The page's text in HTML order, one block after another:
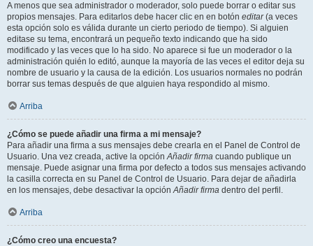
A menos que sea administrador o moderador, solo puede borrar o editar sus
propios mensajes. Para editarlos debe hacer clic en en botón editar(a veces
esta opción solo es válida durante un cierto periodo de tiempo). Si alguien
editase su tema, encontrará un pequeño texto indicando que ha sido
modificado y las veces que lo ha sido. No aparece si fue un moderador o la
administración quién lo editó, aunque la mayoría de las veces el editor deja su
nombre de usuario y la causa de la edición. Los usuarios normales no podrán
borrar sus temas después de que alguien haya respondido al mismo.
Arriba
¿Cómo se puede añadir una firma a mi mensaje?
Para añadir una firma a sus mensajes debe crearla en el Panel de Control de
Usuario. Una vez creada, active la opciónAñadir firma cuando publique un
mensaje. Puede asignar una firma por defecto a todos sus mensajes activando
la casilla correcta en su Panel de Control de Usuario. Para dejar de añadirla
en los mensajes, debe desactivar la opciónAñadir firma dentro del perfil.
Arriba
¿Cómo creo una encuesta?